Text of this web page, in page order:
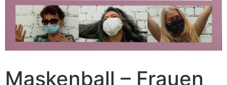
Maskenball – Frauen